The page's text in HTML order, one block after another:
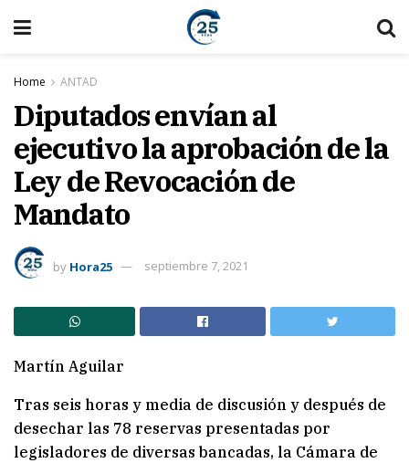
Home ANTAD
Diputados envían al
ejecutivo la aprobación de la
Ley de Revocación de
Mandato
by Hora25 septiembre 7, 2021
Martín Aguilar
Tras seis horas y media de discusión y después de
desechar las 78 reservas presentadas por
legisladores de diversas bancadas, la Cámara de